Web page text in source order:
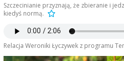
Szczecinianie przyznają, że zbieranie i
kiedyś normą.
Relacja Weroniki Łyczywek z programu